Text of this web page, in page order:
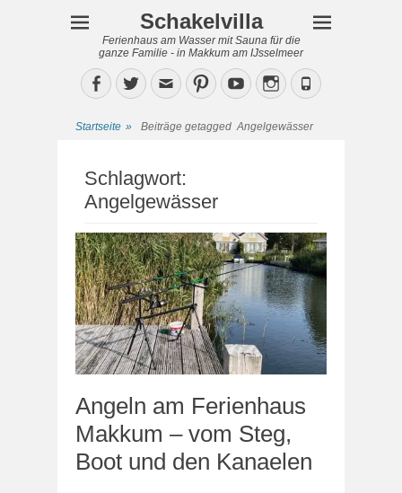
Schakelvilla
Ferienhaus am Wasser mit Sauna für die
ganze Familie - in Makkum am IJsselmeer
Facebook
TwitterEmailPinterestYouTubeInstagram
Phone
Startseite » Beiträge getaggedAngelgewässer
Schlagwort:
Angelgewässer
Angeln am Ferienhaus
Makkum – vom Steg,
Boot und den Kanaelen